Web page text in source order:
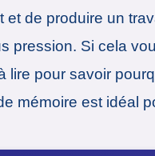
et de produire un
pression. Si cela
lire pour savoir
mémoire est idéal